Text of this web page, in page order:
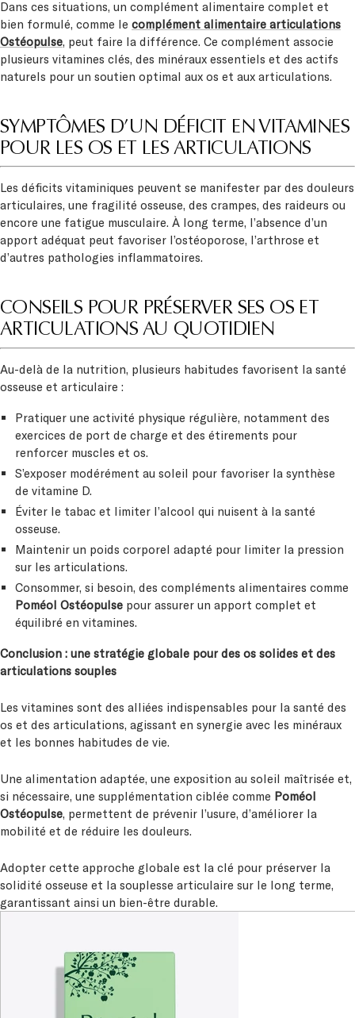
Dans ces situations, un complément alimentaire complet et
bien formulé, comme le complément alimentaire articulations
Ostéopulse, peut faire la différence. Ce complément associe
plusieurs vitamines clés, des minéraux essentiels et des actifs
naturels pour un soutien optimal aux os et aux articulations.
SYMPTÔMES D’UN DÉFICIT EN VITAMINES
POUR LES OS ET LES ARTICULATIONS
Les déficits vitaminiques peuvent se manifester par des douleurs
articulaires, une fragilité osseuse, des crampes, des raideurs ou
encore une fatigue musculaire. À long terme, l’absence d’un
apport adéquat peut favoriser l’ostéoporose, l’arthrose et
d’autres pathologies inflammatoires.
CONSEILS POUR PRÉSERVER SES OS ET
ARTICULATIONS AU QUOTIDIEN
Au-delà de la nutrition, plusieurs habitudes favorisent la santé
osseuse et articulaire :
Pratiquer une activité physique régulière, notamment des
exercices de port de charge et des étirements pour
renforcer muscles et os.
S’exposer modérément au soleil pour favoriser la synthèse
de vitamine D.
Éviter le tabac et limiter l’alcool qui nuisent à la santé
osseuse.
Maintenir un poids corporel adapté pour limiter la pression
sur les articulations.
Consommer, si besoin, des compléments alimentaires comme
Poméol Ostéopulsepour assurer un apport complet et
équilibré en vitamines.
Conclusion : une stratégie globale pour des os solides et des
articulations souples
Les vitamines sont des alliées indispensables pour la santé des
os et des articulations, agissant en synergie avec les minéraux
et les bonnes habitudes de vie.
Une alimentation adaptée, une exposition au soleil maîtrisée et,
si nécessaire, une supplémentation ciblée comme Poméol
Ostéopulse, permettent de prévenir l’usure, d’améliorer la
mobilité et de réduire les douleurs.
Adopter cette approche globale est la clé pour préserver la
solidité osseuse et la souplesse articulaire sur le long terme,
garantissant ainsi un bien-être durable.